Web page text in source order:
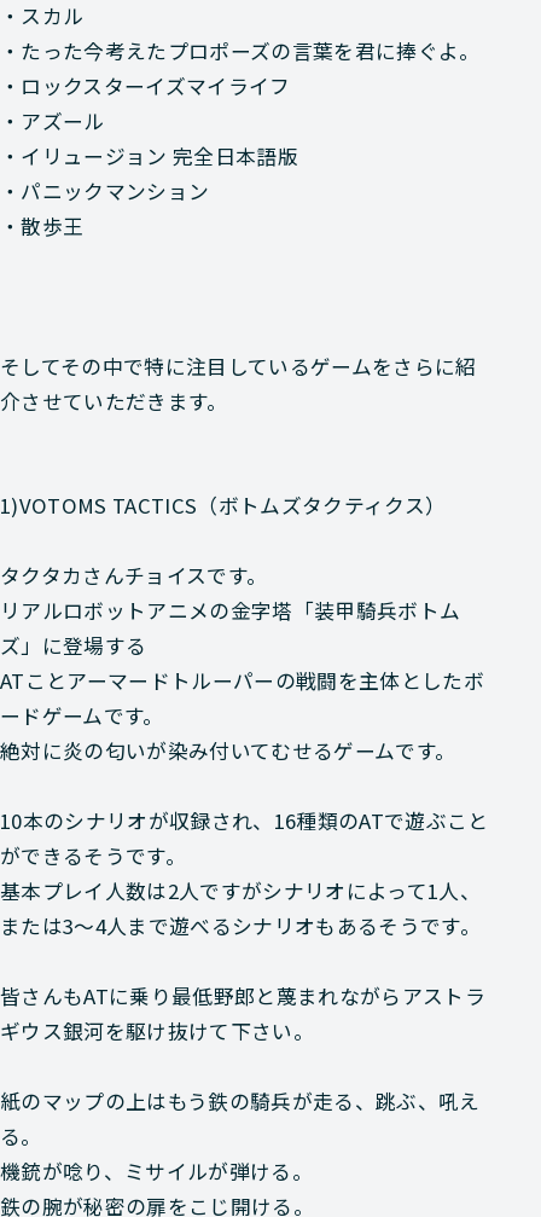
・スカル
・たった今考えたプロポーズの言葉を君に捧ぐよ。
・ロックスターイズマイライフ
・アズール
・イリュージョン 完全日本語版
・パニックマンション
・散歩王
そしてその中で特に注目しているゲームをさらに紹
介させていただきます。
1)VOTOMS TACTICS（ボトムズタクティクス）
タクタカさんチョイスです。
リアルロボットアニメの金字塔 「装甲騎兵ボトム
ズ」 に登場する
ATことアーマードトルーパーの戦闘を主体としたボ
ードゲームです。
絶対に炎の匂いが染み付いてむせるゲームです。
10本のシナリオが収録され、16種類のATで遊ぶこと
ができるそうです。
基本プレイ人数は2人ですがシナリオによって1人、
または3～4人まで遊べるシナリオもあるそうです。
皆さんもATに乗り最低野郎と蔑まれながらアストラ
ギウス銀河を駆け抜けて下さい。
紙のマップの上はもう鉄の騎兵が走る、跳ぶ、吼え
る。
機銃が唸り、ミサイルが弾ける。
鉄の腕が秘密の扉をこじ開ける。